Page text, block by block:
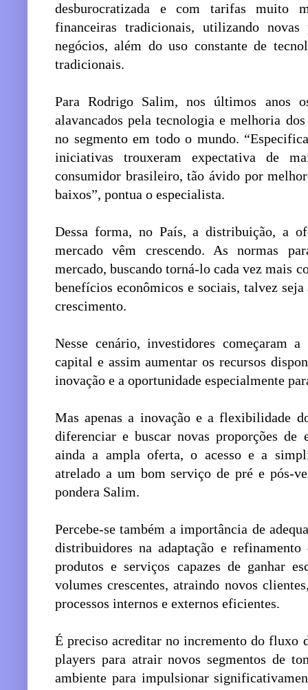
desburocratizada e com tarifas muito
financeiras tradicionais, utilizando
negócios, além do uso constante de
tradicionais.
Para Rodrigo Salim, nos últimos anos
alavancados pela tecnologia e melhoria
no segmento em todo o mundo.
iniciativas trouxeram expectativa de
consumidor brasileiro, tão ávido por
baixos”, pontua o especialista.
Dessa forma, no País, a distribuição, a
mercado vêm crescendo. As normas
mercado, buscando torná-lo cada vez mais
benefícios econômicos e sociais, talvez
crescimento.
Nesse cenário, investidores começaram
capital e assim aumentar os recursos
inovação e a oportunidade especialmente
Mas apenas a inovação e a flexibilidade
diferenciar e buscar novas proporções de
ainda a ampla oferta, o acesso e a
atrelado a um bom serviço de pré e pós-
pondera Salim.
Percebe-se também a importância de
distribuidores na adaptação e
produtos e serviços capazes de ganhar
volumes crescentes, atraindo novos
processos internos e externos eficientes.
É preciso acreditar no incremento do fluxo
players para atrair novos segmentos de
ambiente para impulsionar